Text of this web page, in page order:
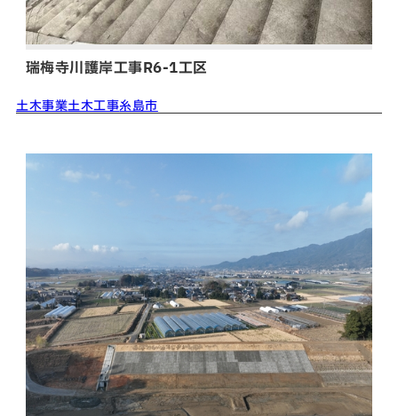
瑞梅寺川護岸工事R6-1工区
土木事業土木工事糸島市